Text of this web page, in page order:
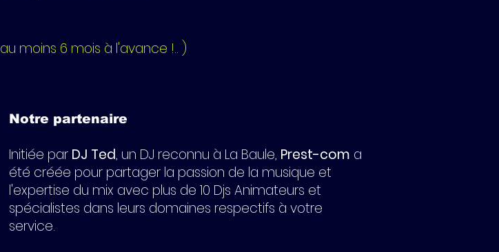
moins 6 mois à l'avance !.. )
Notre partenaire
Initiée par DJ Ted, un DJ reconnu à La Baule, Prest-com a
été créée pour partager la passion de la musique et
l'expertise du mix avec plus de 10 Djs Animateurs et
spécialistes dans leurs domaines respectifs à votre
service.